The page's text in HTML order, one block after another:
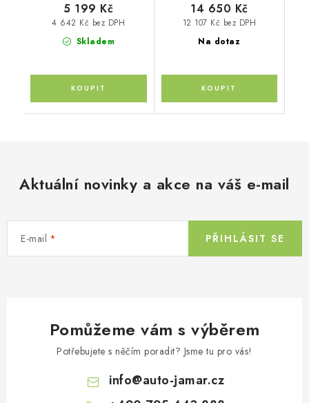
Skladem
4 642 Kč bez DPH
5 199 Kč
Na dotaz
12 107 Kč bez DPH
14 650 Kč
Aktuální novinky a akce na váš e-mail
E-mail PŘIHLÁSIT SE
Pomůžeme vám s výběrem
Potřebujete s něčím poradit? Jsme tu pro vás!
info@auto-jamar.cz